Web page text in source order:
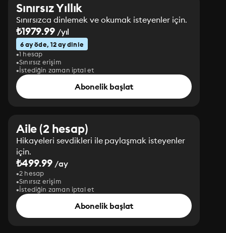
Sınırsız Yıllık
Sınırsızca dinlemek ve okumak isteyenler için.
₺1979.99/yıl
6 ay öde, 12 ay dinle
1 hesap
Sınırsız erişim
İstediğin zaman iptal et
Abonelik başlat
Aile (2 hesap)
Hikayeleri sevdikleri ile paylaşmak isteyenler
için.
₺499.99 /ay
2 hesap
Sınırsız erişim
İstediğin zaman iptal et
Abonelik başlat